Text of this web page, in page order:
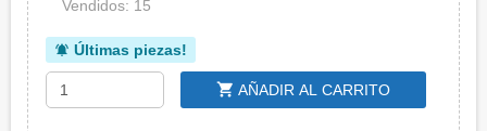
Vendidos: 15
notifications_active Últimas piezas!
shopping_cart AÑADIR AL CARRITO